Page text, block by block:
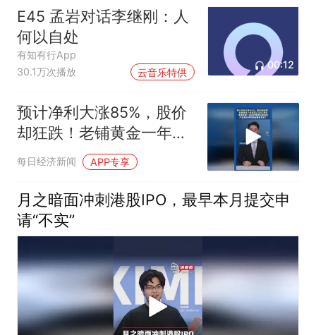
E45 孟岩对话李继刚：人
何以自处
有知有行App
30.1万次播放
云音乐特供
00:12
预计净利大涨85%，股价
却狂跌！老铺黄金一年蒸
发1300亿港元
每日经济新闻 APP专享
月之暗面冲刺港股IPO，最早本月提交申
请“不实”